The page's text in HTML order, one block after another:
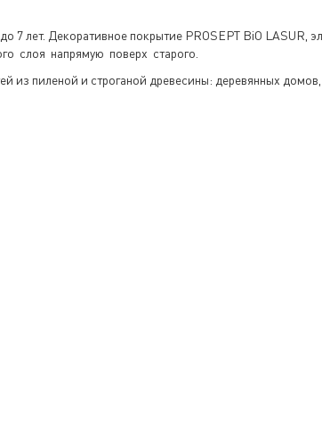
7 лет. Декоративное покрытие PROSEPT BiO LASUR,
слоя напрямую поверх старого.
из пиленой и строганой древесины: деревянных